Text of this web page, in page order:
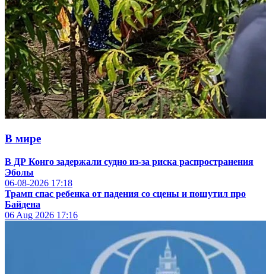
В мире
В ДР Конго задержали судно из-за риска распространения
Эболы
06-08-2026 17:18
Трамп спас ребенка от падения со сцены и пошутил про
Байдена
06 Aug 2026 17:16